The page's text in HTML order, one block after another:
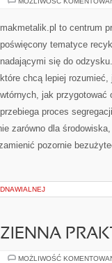
makmetalik.pl to centrum
poświęcony tematyce
nadającymi się do
które chcą lepiej rozumieć,
wtórnych, jak przygotować
przebiega proces
zarówno dla
pozornie
MOŻLIWOŚĆ